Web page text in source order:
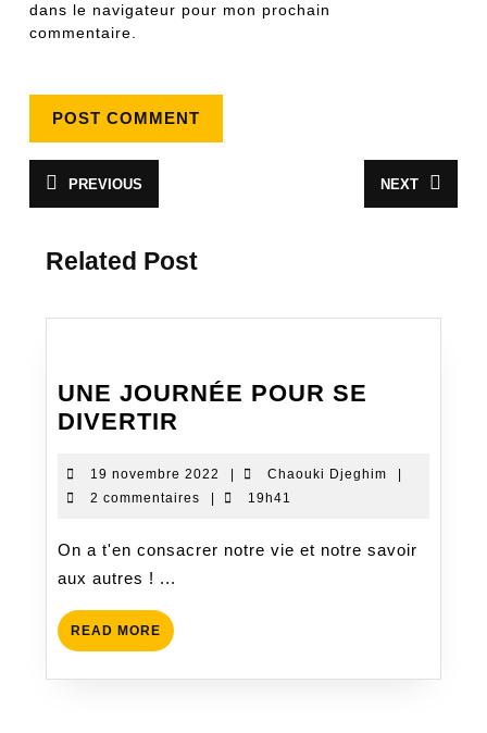
dans le navigateur pour mon prochain
commentaire.
Navigation
de
PREVIOUS
précédent
NEXT
suivant
Related Post
UNE JOURNÉE POUR SE
DIVERTIR
POUR
SE
19 novembre 2022
19
novembre
Chaouki Djeghim
Chaouki
2 commentaires
19h41
On a t'en consacrer notre vie et notre savoir
aux autres ! ...
READ MORE READ
MORE